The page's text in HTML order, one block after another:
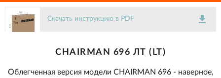
Скачать инструкцию в PDF get_app
CHAIRMAN 696 ЛТ (LT)
Облегченная версия модели CHAIRMAN 696 - наверное,